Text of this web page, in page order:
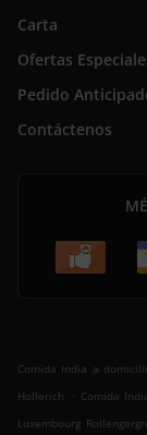
Carta
Ofertas
Pedido
Contáctenos
Comida India a
Hollerich
. Comida
Luxembourg